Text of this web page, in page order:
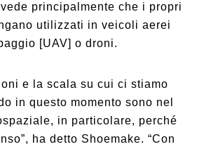
principalmente che i propri
utilizzati in veicoli aerei
[UAV] o droni.
e la scala su cui ci stiamo
in questo momento sono nel
in particolare, perché
ha detto Shoemake. “Con